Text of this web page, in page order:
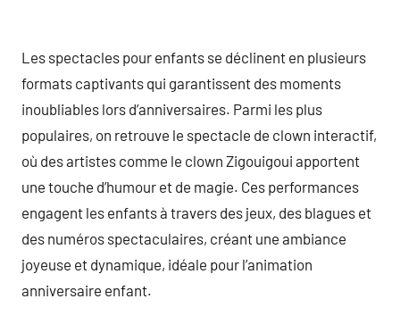
Les spectacles pour enfants se déclinent en plusieurs
formats captivants qui garantissent des moments
inoubliables lors d’anniversaires. Parmi les plus
populaires, on retrouve le spectacle de clown interactif,
où des artistes comme le clown Zigouigoui apportent
une touche d’humour et de magie. Ces performances
engagent les enfants à travers des jeux, des blagues et
des numéros spectaculaires, créant une ambiance
joyeuse et dynamique, idéale pour l’animation
anniversaire enfant.